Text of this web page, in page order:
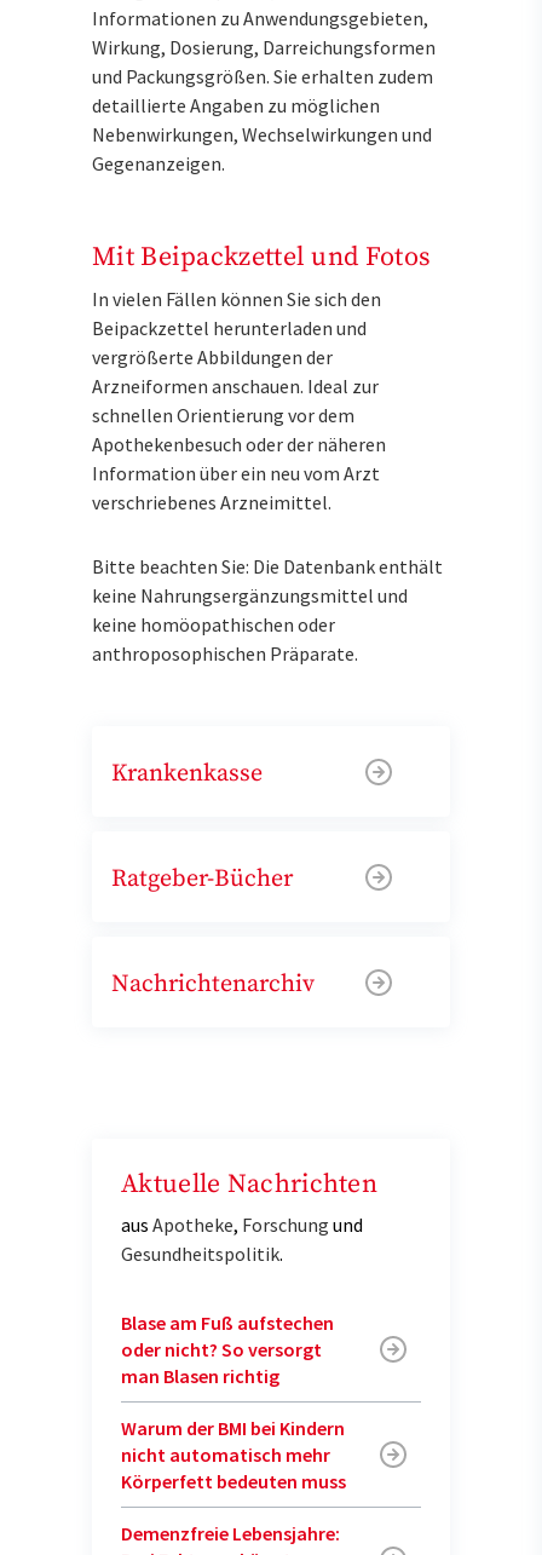
Informationen zu Anwendungsgebieten,
Wirkung, Dosierung, Darreichungsformen
und Packungsgrößen. Sie erhalten zudem
detaillierte Angaben zu möglichen
Nebenwirkungen, Wechselwirkungen und
Gegenanzeigen.
Mit Beipackzettel und Fotos
In vielen Fällen können Sie sich den
Beipackzettel herunterladen und
vergrößerte Abbildungen der
Arzneiformen anschauen. Ideal zur
schnellen Orientierung vor dem
Apothekenbesuch oder der näheren
Information über ein neu vom Arzt
verschriebenes Arzneimittel.
Bitte beachten Sie: Die Datenbank enthält
keine Nahrungsergänzungsmittel und
keine homöopathischen oder
anthroposophischen Präparate.
Krankenkasse
Ratgeber-Bücher
Nachrichtenarchiv
Aktuelle Nachrichten
aus Apotheke, Forschung und
Gesundheitspolitik.
Blase am Fuß aufstechen
oder nicht? So versorgt
man Blasen richtig
Warum der BMI bei Kindern
nicht automatisch mehr
Körperfett bedeuten muss
Demenzfreie Lebensjahre: